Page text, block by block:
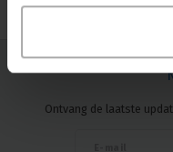
Ontvang de laatste